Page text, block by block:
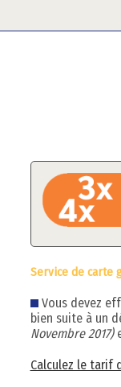
Service de carte
Vous devez
bien suite à un
Novembre 2017)
Calculez le tarif